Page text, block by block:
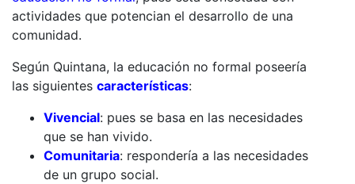
actividades que potencian el desarrollo de una
comunidad.
Según Quintana, la educación no formal poseería
las siguientes características:
Vivencial: pues se basa en las necesidades
que se han vivido.
Comunitaria: respondería a las necesidades
de un grupo social.